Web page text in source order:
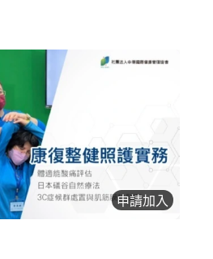
申請加入